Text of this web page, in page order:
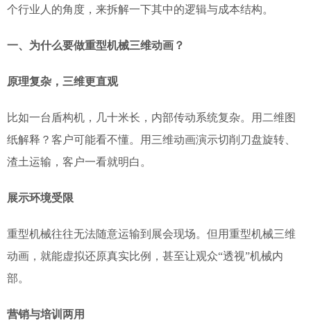
个行业人的角度，来拆解一下其中的逻辑与成本结构。
一、为什么要做重型机械三维动画？
原理复杂，三维更直观
比如一台盾构机，几十米长，内部传动系统复杂。用二维图
纸解释？客户可能看不懂。用三维动画演示切削刀盘旋转、
渣土运输，客户一看就明白。
展示环境受限
重型机械往往无法随意运输到展会现场。但用重型机械三维
动画，就能虚拟还原真实比例，甚至让观众“透视”机械内
部。
营销与培训两用